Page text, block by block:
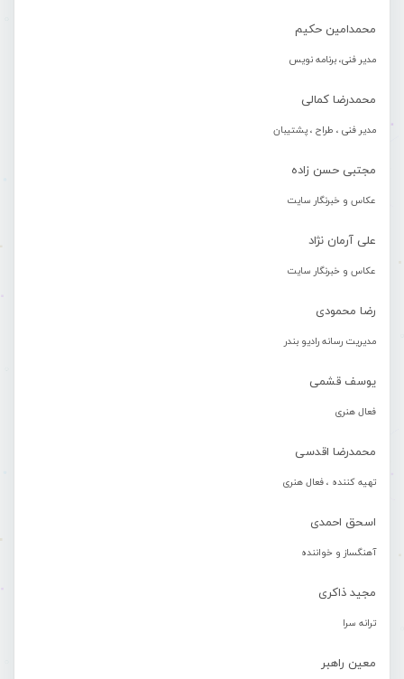
محمدامین حکیم
مدیر فنی، برنامه نویس
محمدرضا کمالی
مدیر فنی ، طراح ، پشتیبان
مجتبی حسن زاده
عکاس و خبرنگار سایت
علی آرمان نژاد
عکاس و خبرنگار سایت
رضا محمودی
مدیریت رسانه رادیو بندر
یوسف قشمی
فعال هنری
محمدرضا اقدسی
تهیه کننده ، فعال هنری
اسحق احمدی
آهنگساز و خواننده
مجید ذاکری
ترانه سرا
معین راهبر